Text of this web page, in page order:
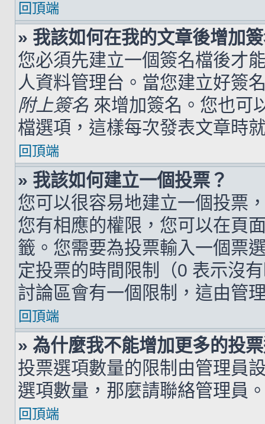
回頂端
» 我該如何在我的文章後增加
您必須先建立一個簽名檔後才
人資料管理台。當您建立好簽
附上簽名 來增加簽名。您也可
檔選項，這樣每次發表文章時
回頂端
» 我該如何建立一個投票？
您可以很容易地建立一個投票
您有相應的權限，您可以在頁
籤。您需要為投票輸入一個票
定投票的時間限制（0 表示沒
討論區會有一個限制，這由管
回頂端
» 為什麼我不能增加更多的投
投票選項數量的限制由管理員
選項數量，那麼請聯絡管理員
回頂端